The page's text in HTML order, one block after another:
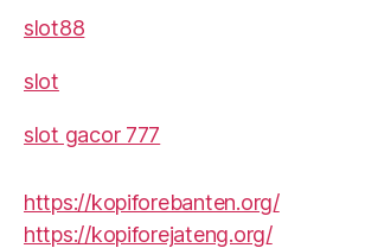
slot88
slot
slot gacor 777
https://kopiforebanten.org/
https://kopiforejateng.org/